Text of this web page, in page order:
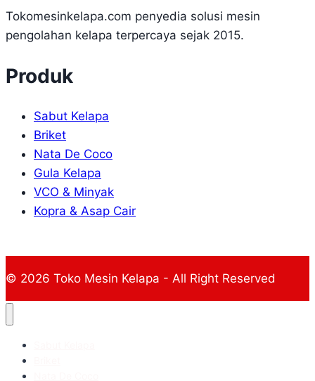
Tokomesinkelapa.com penyedia solusi mesin
pengolahan kelapa terpercaya sejak 2015.
Produk
Sabut Kelapa
Briket
Nata De Coco
Gula Kelapa
VCO & Minyak
Kopra & Asap Cair
© 2026 Toko Mesin Kelapa - All Right Reserved